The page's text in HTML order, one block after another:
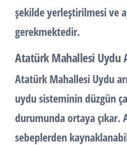
şekilde yerleştirilmesi ve
gerekmektedir.
Atatürk Mahallesi Uydu
Atatürk Mahallesi Uydu
uydu sisteminin düzgün
durumunda ortaya çıkar.
sebeplerden